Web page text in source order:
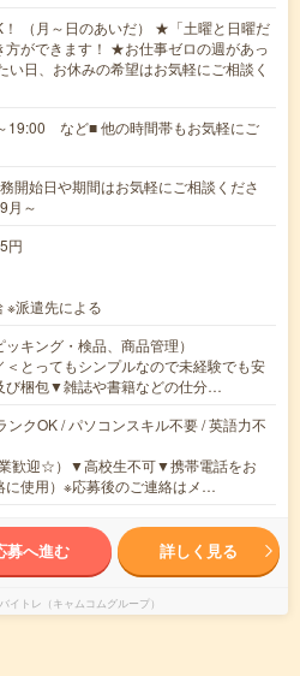
（月～日のあいだ） ★「土曜と日曜だ
方ができます！ ★お仕事ゼロの週があっ
い日、お休みの希望はお気軽にご相談く
19:00 など■ 他の時間帯もお気軽にご
始日や期間はお気軽にご相談くださ
～
円
※派遣先による
キング・検品、商品管理）
＜とってもシンプルなので未経験でも安
び梱包▼雑誌や書籍などの仕分…
ンクOK / パソコンスキル不要 / 英語力不
歓迎☆）▼高校生不可▼携帯電話をお
に使用）※応募後のご連絡はメ…
募へ進む 詳しく見る
イトレ（キャムコムグループ）